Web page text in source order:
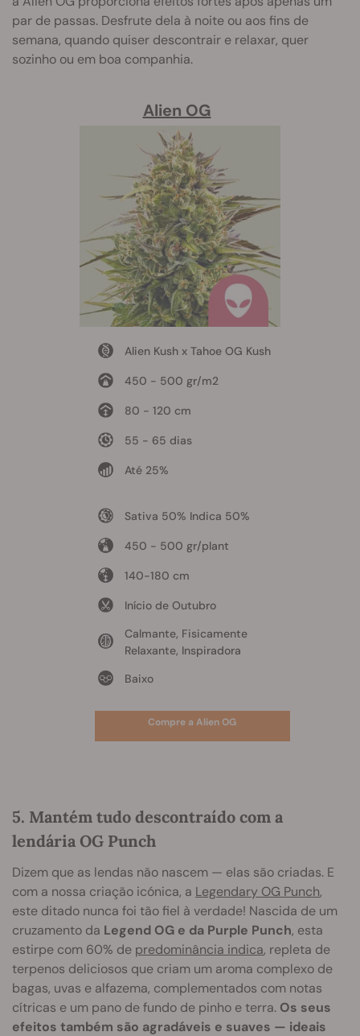
par de passas. Desfrute dela à noite ou aos fins de
semana, quando quiser descontrair e relaxar, quer
sozinho ou em boa companhia.
Alien OG
Alien Kush x Tahoe OG Kush
450 - 500 gr/m2
80 - 120 cm
55 - 65 dias
Até 25%
Sativa 50% Indica 50%
450 - 500 gr/plant
140-180 cm
Início de Outubro
Calmante, Fisicamente
Relaxante, Inspiradora
Baixo
Compre a Alien OG
5. Mantém tudo descontraído com a
lendária OG Punch
Dizem que as lendas não nascem — elas são criadas. E
com a nossa criação icónica, a Legendary OG Punch,
este ditado nunca foi tão fiel à verdade! Nascida de um
cruzamento da Legend OG e da Purple Punch, esta
estirpe com 60% de predominância indica, repleta de
terpenos deliciosos que criam um aroma complexo de
bagas, uvas e alfazema, complementados com notas
cítricas e um pano de fundo de pinho e terra. Os seus
efeitos também são agradáveis e suaves — ideais